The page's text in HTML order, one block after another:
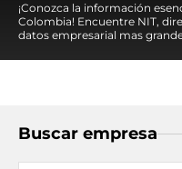
¡Conozca la información
Colombia! Encuentre NIT,
datos empresarial mas
Buscar empresa